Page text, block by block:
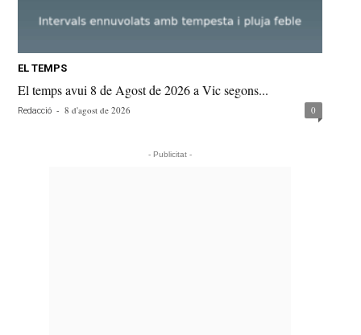
EL TEMPS
El temps avui 8 de Agost de 2026 a Vic segons...
Redacció - 8 d'agost de 2026 0
- Publicitat -